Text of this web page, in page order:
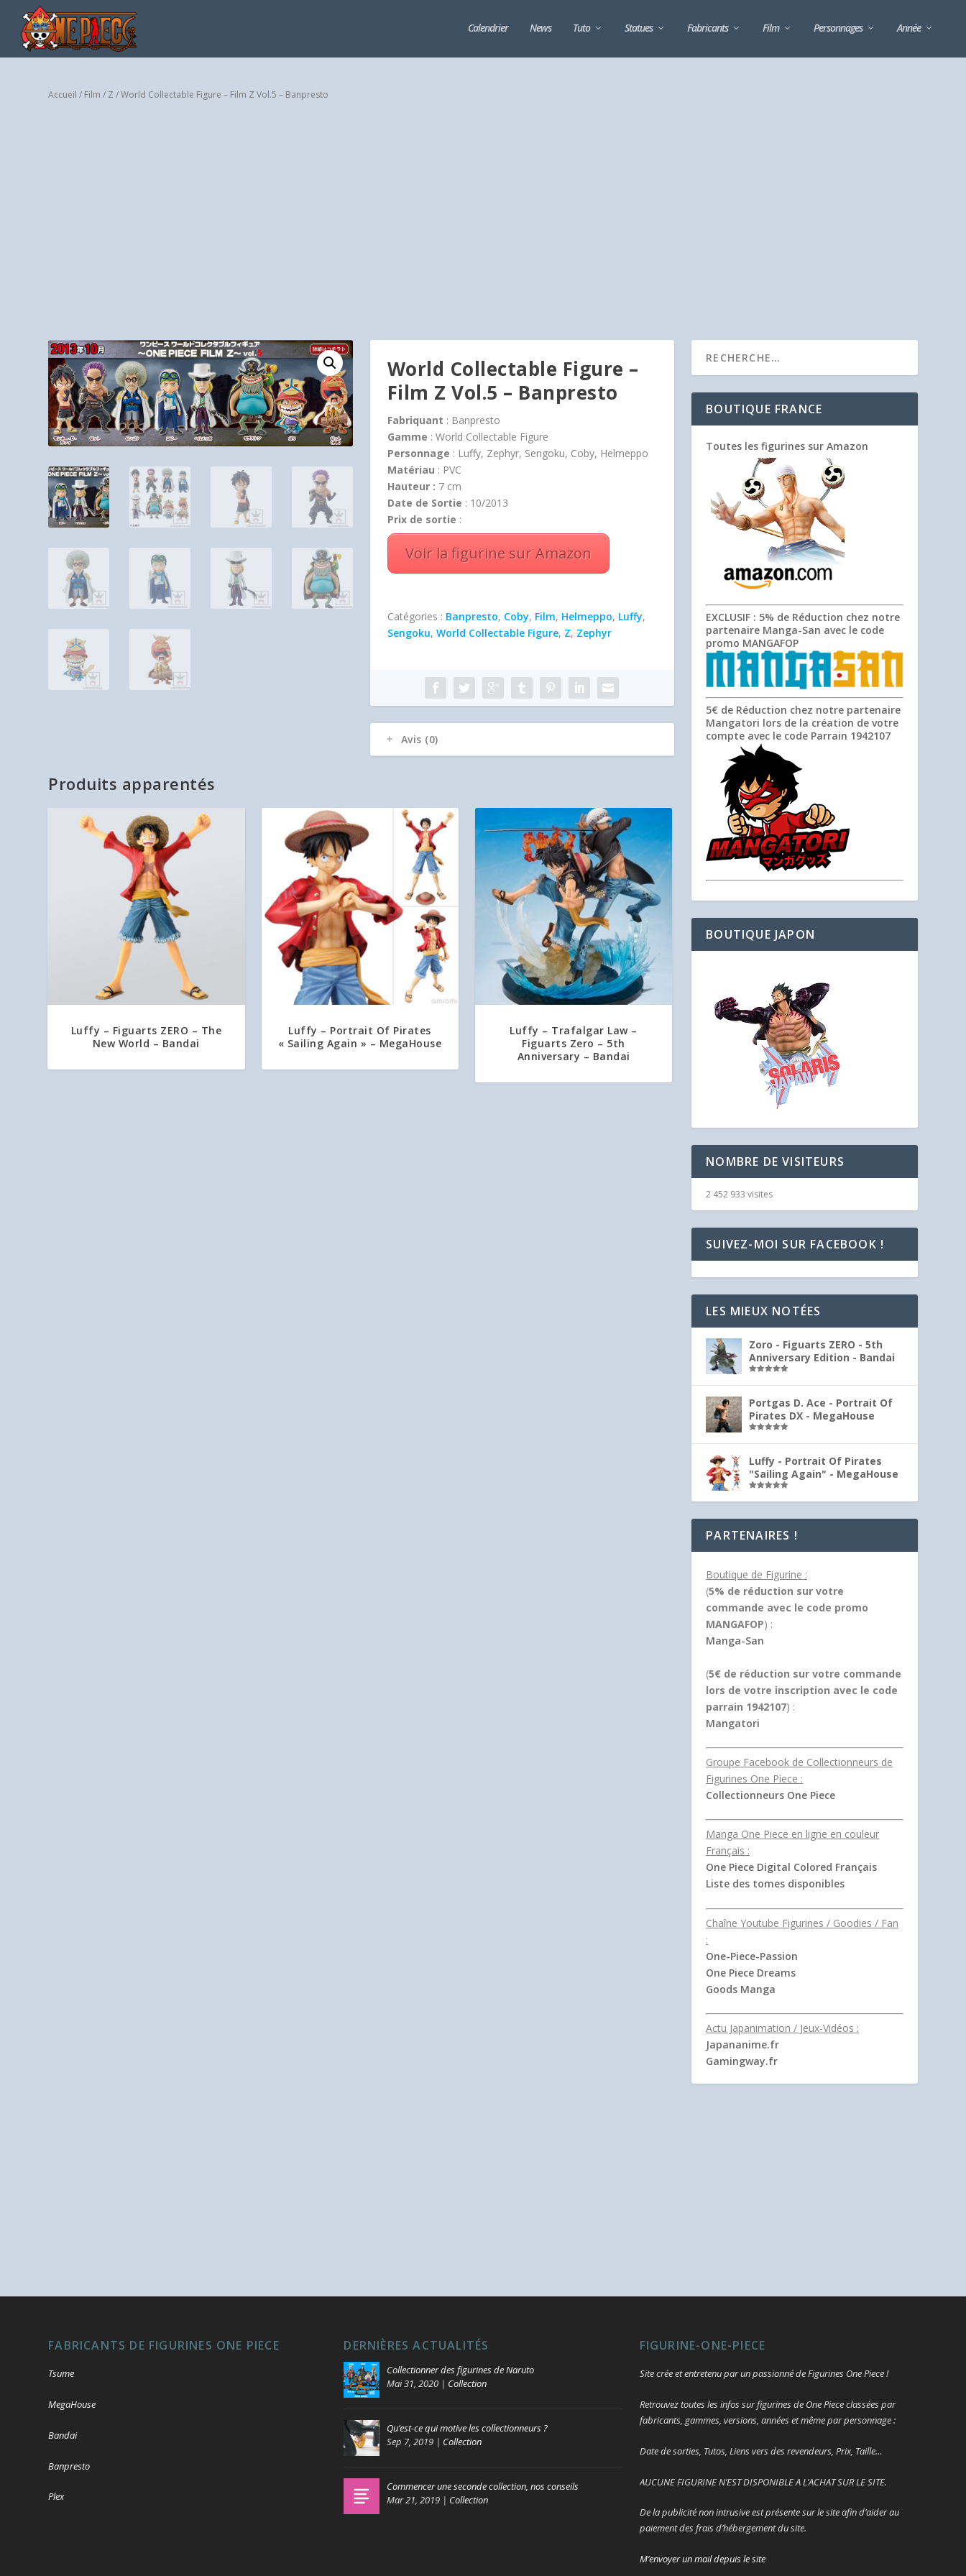
Calendrier News Tuto Statues Fabricants Film Personnages Année
Accueil / Film / Z / World Collectable Figure – Film Z Vol.5 – Banpresto
World Collectable Figure –
Film Z Vol.5 – Banpresto
Fabriquant : Banpresto
Gamme : World Collectable Figure
Personnage : Luffy, Zephyr, Sengoku, Coby, Helmeppo
Matériau : PVC
Hauteur : 7 cm
Date de Sortie : 10/2013
Prix de sortie :
Voir la figurine sur Amazon
Catégories : Banpresto, Coby, Film, Helmeppo, Luffy,
Sengoku, World Collectable Figure, Z, Zephyr
Avis (0)
Produits apparentés
Luffy – Figuarts ZERO – The
New World – Bandai
5.00
Luffy – Portrait Of Pirates
« Sailing Again » – MegaHouse
Luffy – Trafalgar Law –
Figuarts Zero – 5th
Anniversary – Bandai
BOUTIQUE FRANCE
Toutes les figurines sur Amazon
EXCLUSIF : 5% de Réduction chez notre
partenaire Manga-San avec le code
promo MANGAFOP
5€ de Réduction chez notre partenaire
Mangatori lors de la création de votre
compte avec le code Parrain 1942107
BOUTIQUE JAPON
NOMBRE DE VISITEURS
2 452 933 visites
SUIVEZ-MOI SUR FACEBOOK !
LES MIEUX NOTÉES
Zoro - Figuarts ZERO - 5th
Anniversary Edition - Bandai
Portgas D. Ace - Portrait Of
Pirates DX - MegaHouse
Luffy - Portrait Of Pirates
"Sailing Again" - MegaHouse
PARTENAIRES !
Boutique de Figurine :
(5% de réduction sur votre
commande avec le code promo
MANGAFOP) :
Manga-San
(5€ de réduction sur votre commande
lors de votre inscription avec le code
parrain 1942107) :
Mangatori
Groupe Facebook de Collectionneurs de
Figurines One Piece :
Collectionneurs One Piece
Manga One Piece en ligne en couleur
Français :
One Piece Digital Colored Français
Liste des tomes disponibles
Chaîne Youtube Figurines / Goodies / Fan
:
One-Piece-Passion
One Piece Dreams
Goods Manga
Actu Japanimation / Jeux-Vidéos :
Japananime.fr
Gamingway.fr
FABRICANTS DE FIGURINES ONE PIECE
Tsume
MegaHouse
Bandai
Banpresto
Plex
DERNIÈRES ACTUALITÉS
Collectionner des figurines de Naruto
Mai 31, 2020 | Collection
Qu’est-ce qui motive les collectionneurs ?
Sep 7, 2019 | Collection
Commencer une seconde collection, nos conseils
Mar 21, 2019 | Collection
FIGURINE-ONE-PIECE
Site crée et entretenu par un passionné de Figurines One Piece !
Retrouvez toutes les infos sur figurines de One Piece classées par
fabricants, gammes, versions, années et même par personnage :
Date de sorties, Tutos, Liens vers des revendeurs, Prix, Taille…
AUCUNE FIGURINE N’EST DISPONIBLE A L’ACHAT SUR LE SITE.
De la publicité non intrusive est présente sur le site afin d’aider au
paiement des frais d’hébergement du site.
M’envoyer un mail depuis le site